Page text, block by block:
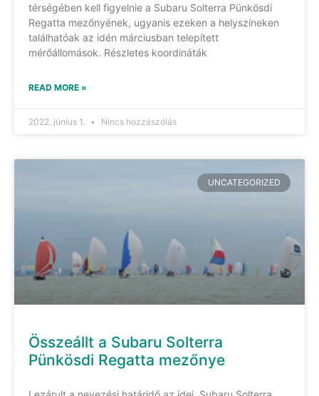
térségében kell figyelnie a Subaru Solterra Pünkösdi
Regatta mezőnyének, ugyanis ezeken a helyszíneken
találhatóak az idén márciusban telepített
mérőállomások. Részletes koordináták
READ MORE »
2022. június 1. Nincs hozzászólás
UNCATEGORIZED
Összeállt a Subaru Solterra
Pünkösdi Regatta mezőnye